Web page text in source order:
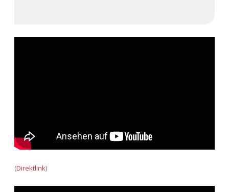
(Direktlink)